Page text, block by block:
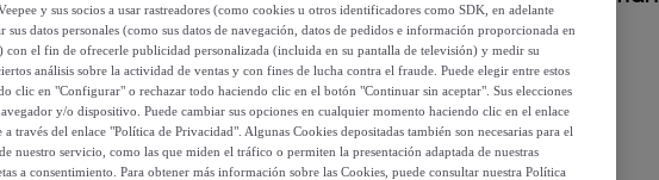
41,36 €
51,70 €
-20%
y sus socios a usar rastreadores (como cookies u otros identificadores como SDK, en adelante
sus datos personales (como sus datos de navegación, datos de pedidos e información proporcionada en
con el fin de ofrecerle publicidad personalizada (incluida en su pantalla de televisión) y medir su
análisis sobre la actividad de ventas y con fines de lucha contra el fraude. Puede elegir entre estos
clic en "Configurar" o rechazar todo haciendo clic en el botón "Continuar sin aceptar". Sus elecciones
y/o dispositivo. Puede cambiar sus opciones en cualquier momento haciendo clic en el enlace
través del enlace "Política de Privacidad". Algunas Cookies depositadas también son necesarias para el
nuestro servicio, como las que miden el tráfico o permiten la presentación adaptada de nuestras
a consentimiento. Para obtener más información sobre las Cookies, puede consultar nuestra Política